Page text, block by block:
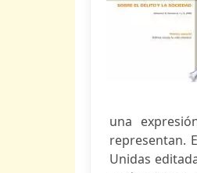
una
representan.
Unidas